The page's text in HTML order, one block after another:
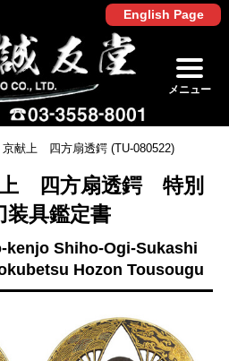
English Page
メニュー
献上 四方扇透鍔 (TU-080522)
四方扇透鍔 特別
装具鑑定書
kenjo Shiho-Ogi-Sukashi
Hozon Tousougu